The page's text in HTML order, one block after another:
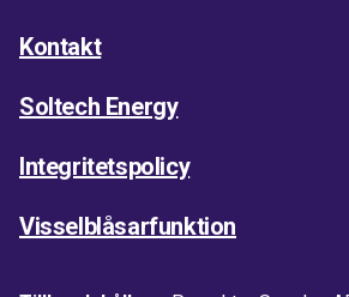
Kontakt
Soltech Energy
Integritetspolicy
Visselblåsarfunktion